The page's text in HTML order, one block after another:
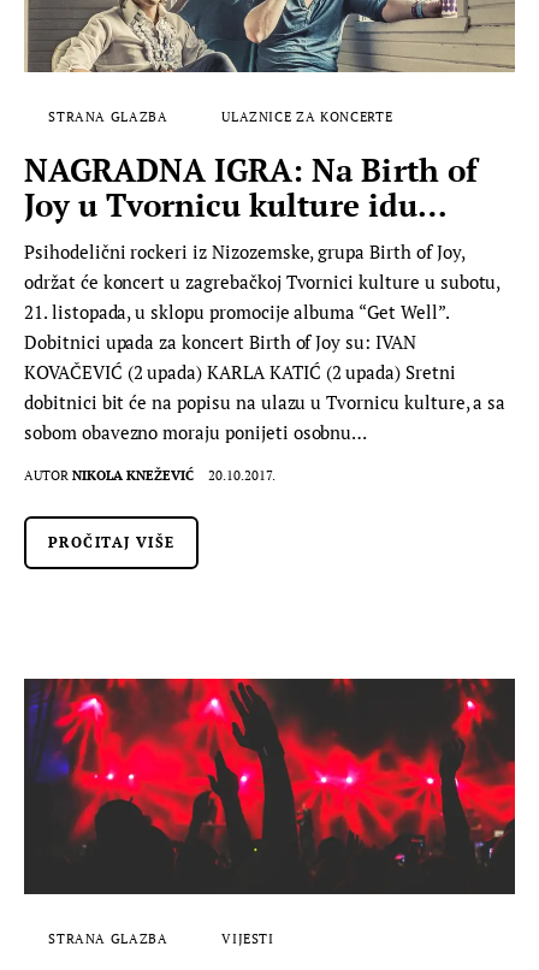
STRANA GLAZBA ULAZNICE ZA KONCERTE
NAGRADNA IGRA: Na Birth of
Joy u Tvornicu kulture idu…
Psihodelični rockeri iz Nizozemske, grupa Birth of Joy,
održat će koncert u zagrebačkoj Tvornici kulture u subotu,
21. listopada, u sklopu promocije albuma “Get Well”.
Dobitnici upada za koncert Birth of Joy su: IVAN
KOVAČEVIĆ (2 upada) KARLA KATIĆ (2 upada) Sretni
dobitnici bit će na popisu na ulazu u Tvornicu kulture, a sa
sobom obavezno moraju ponijeti osobnu…
AUTOR NIKOLA KNEŽEVIĆ 20.10.2017.
PROČITAJ VIŠE
STRANA GLAZBA VIJESTI